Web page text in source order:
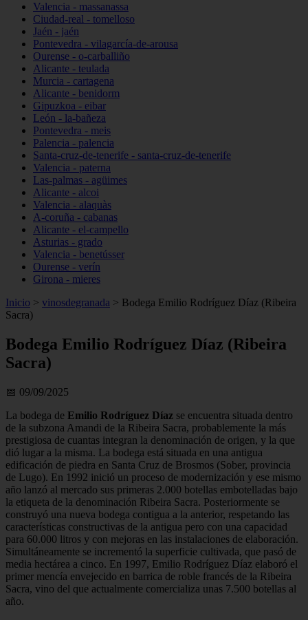
Valencia - massanassa
Ciudad-real - tomelloso
Jaén - jaén
Pontevedra - vilagarcía-de-arousa
Ourense - o-carballiño
Alicante - teulada
Murcia - cartagena
Alicante - benidorm
Gipuzkoa - eibar
León - la-bañeza
Pontevedra - meis
Palencia - palencia
Santa-cruz-de-tenerife - santa-cruz-de-tenerife
Valencia - paterna
Las-palmas - agüimes
Alicante - alcoi
Valencia - alaquàs
A-coruña - cabanas
Alicante - el-campello
Asturias - grado
Valencia - benetússer
Ourense - verín
Girona - mieres
Inicio > vinosdegranada > Bodega Emilio Rodríguez Díaz (Ribeira
Sacra)
Bodega Emilio Rodríguez Díaz (Ribeira
Sacra)
📅 09/09/2025
La bodega de Emilio Rodríguez Díaz se encuentra situada dentro
de la subzona Amandi de la Ribeira Sacra, probablemente la más
prestigiosa de cuantas integran la denominación de origen, y la que
dió lugar a la misma. La bodega está situada en una antigua
edificación de piedra en Santa Cruz de Brosmos (Sober, provincia
de Lugo). En 1992 inició un proceso de modernización y ese mismo
año lanzó al mercado sus primeras 2.000 botellas embotelladas bajo
la etiqueta de la denominación Ribeira Sacra. Posteriormente se
construyó una nueva bodega contigua a la anterior, respetando las
características constructivas de la antigua pero con una capacidad
para 60.000 litros y con mejoras en las instalaciones de elaboración.
Simultáneamente se incrementó la superficie cultivada, que pasó de
media hectárea a cinco. En 1997, Emilio Rodríguez Díaz elaboró el
primer mencía envejecido en barrica de roble francés de la Ribeira
Sacra, vino del que actualmente comercializa unas 7.500 botellas al
año.